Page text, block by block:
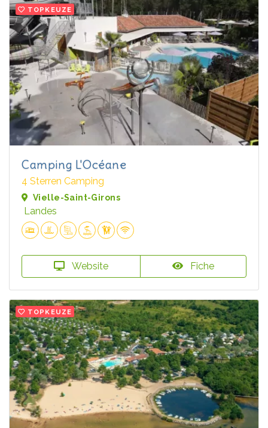
TOPKEUZE
Camping L'Océane
4 Sterren Camping
Vielle-Saint-Girons
Landes
Website Fiche
TOPKEUZE